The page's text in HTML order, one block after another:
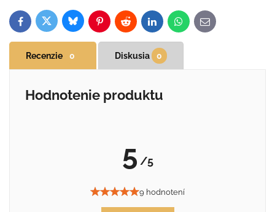
FacebookTwitterBlueskyPinterestReddit LinkedInWhatsApp
E-
mail
Recenzie 0 Diskusia 0
Hodnotenie produktu
5 /5
9 hodnotení